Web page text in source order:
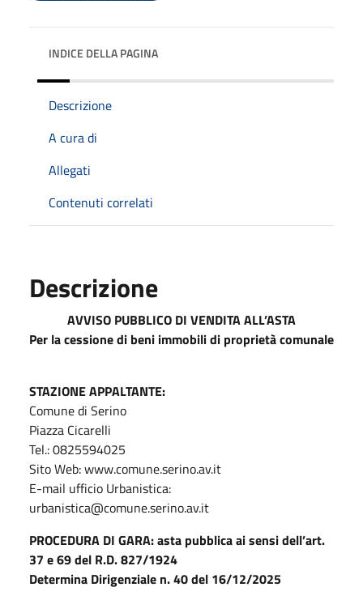
INDICE DELLA PAGINA
Descrizione
A cura di
Allegati
Contenuti correlati
Descrizione
AVVISO PUBBLICO DI VENDITA ALL’ASTA
Per la cessione di beni immobili di proprietà comunale
STAZIONE APPALTANTE:
Comune di Serino
Piazza Cicarelli
Tel.: 0825594025
Sito Web: www.comune.serino.av.it
E-mail ufficio Urbanistica:
urbanistica@comune.serino.av.it
PROCEDURA DI GARA: asta pubblica ai sensi dell’art.
37 e 69 del R.D. 827/1924
Determina Dirigenziale n. 40 del 16/12/2025